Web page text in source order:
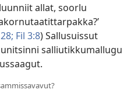
allat, soorlu
Fil 3:8) Sallusuissut
salliutikkumallugu